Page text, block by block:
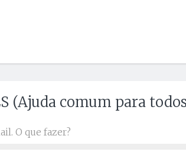
(Ajuda comum para
O que fazer?